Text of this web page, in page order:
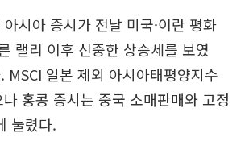
시아 증시가 전날 미국·이란 평화
랠리 이후 신중한 상승세를 보였
MSCI 일본 제외 아시아태평양지수
홍콩 증시는 중국 소매판매와 고정
눌렸다.